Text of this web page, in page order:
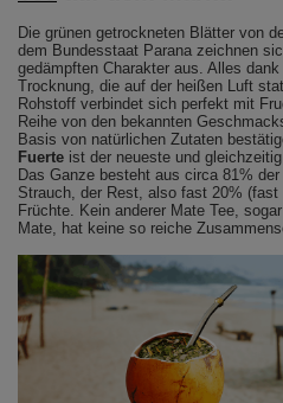
Die grünen getrockneten Blätter von
dem Bundesstaat Parana zeichnen
gedämpften Charakter aus. Alles
Trocknung, die auf der heißen Luft
Rohstoff verbindet sich perfekt mit
Reihe von den bekannten
Basis von natürlichen Zutaten
Fuerte ist der neueste und
Das Ganze besteht aus circa 81%
Strauch, der Rest, also fast 20%
Früchte. Kein anderer Mate Tee,
Mate, hat keine so reiche